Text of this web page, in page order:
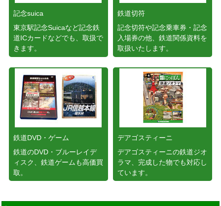
記念suica
東京駅記念Suicaなど記念鉄
道ICカードなどでも、取扱で
きます。
鉄道切符
記念切符や記念乗車券・記念
入場券の他、鉄道関係資料を
取扱いたします。
鉄道DVD・ゲーム
鉄道のDVD・ブルーレイデ
ィスク、鉄道ゲームも高価買
取。
デアゴスティーニ
デアゴスティーニの鉄道ジオ
ラマ、完成した物でも対応し
ています。